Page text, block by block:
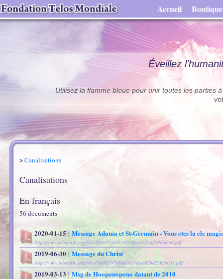
Accueil Boutique
Éveillez
Utilisez la flamme bleue pour unir toutes les parties
>Canalisations
Canalisations
En français
56 documents
2020-01-15 |Message Adama et St-Germain - Vous etes la cle
http://www.telosinfo.org/files/8e43455c0224b1966e7822af340263a0.pdf
2019-06-30 | Message du Christ
http://www.telosinfo.org/files/7e093797e586191741e692bd23b50633.pdf
2019-03-13 | Msg de Hooponopono datant de 2010